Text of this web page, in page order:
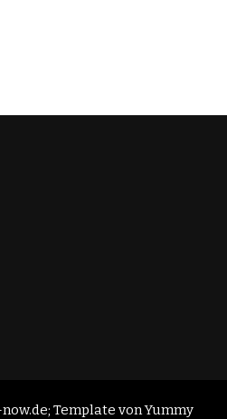
Template vonYummy